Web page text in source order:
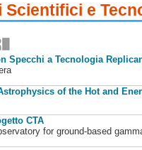
Scientifici e
Specchi a Tecnologia
of the Hot and
CTA
for ground-based